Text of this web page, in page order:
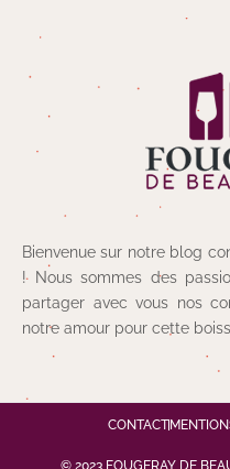
Bienvenue sur notre blog
! Nous sommes des
partager avec vous nos
notre amour pour cette
CONTACT
© 2023 FOUGERAY DE